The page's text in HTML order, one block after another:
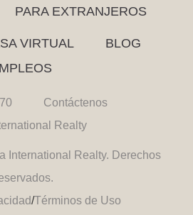
PARA EXTRANJEROS
VIRTUAL
BLOG
Contáctenos
Realty
International Realty. Derechos
/Términos de Uso